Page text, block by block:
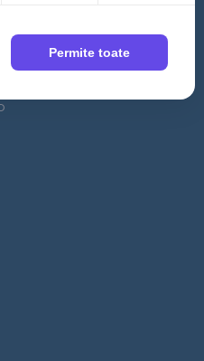
236., Floresti
Permite toate